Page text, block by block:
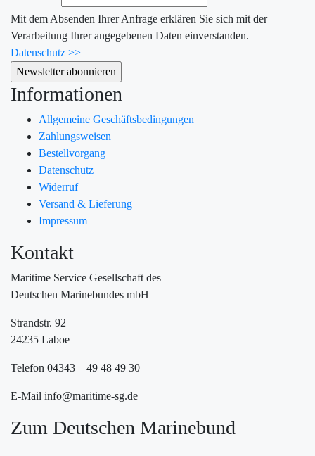
Mit dem Absenden Ihrer Anfrage erklären Sie sich mit der
Verarbeitung Ihrer angegebenen Daten einverstanden.
Datenschutz >>
Informationen
Allgemeine Geschäftsbedingungen
Zahlungsweisen
Bestellvorgang
Datenschutz
Widerruf
Versand & Lieferung
Impressum
Kontakt
Maritime Service Gesellschaft des
Deutschen Marinebundes mbH
Strandstr. 92
24235 Laboe
Telefon 04343 – 49 48 49 30
E-Mail info@maritime-sg.de
Zum Deutschen Marinebund